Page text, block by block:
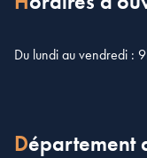
Du lundi au vendredi